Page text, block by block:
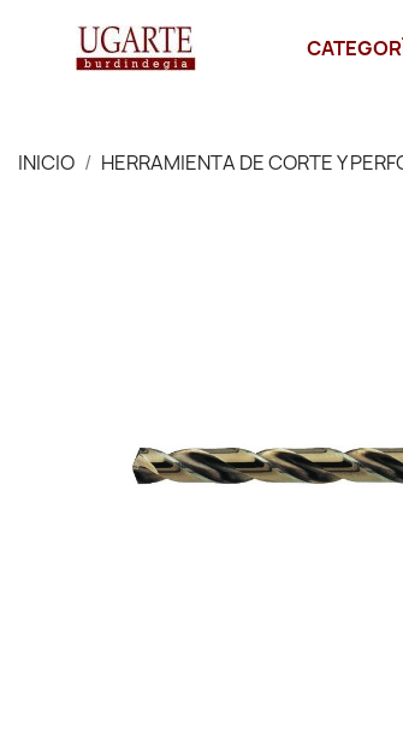
INICIO HERRAMIENTA DE CORTE Y